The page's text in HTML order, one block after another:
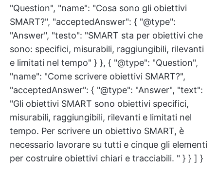
"Question", "name": "Cosa sono gli obiettivi
SMART?", "acceptedAnswer": { "@type":
"Answer", "testo": "SMART sta per obiettivi che
sono: specifici, misurabili, raggiungibili, rilevanti
e limitati nel tempo" } }, { "@type": "Question",
"name": "Come scrivere obiettivi SMART?",
"acceptedAnswer": { "@type": "Answer", "text":
"Gli obiettivi SMART sono obiettivi specifici,
misurabili, raggiungibili, rilevanti e limitati nel
tempo. Per scrivere un obiettivo SMART, è
necessario lavorare su tutti e cinque gli elementi
per costruire obiettivi chiari e tracciabili. " } } ] }